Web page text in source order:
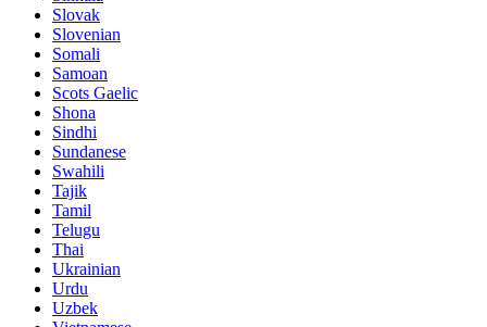
Slovak
Slovenian
Somali
Samoan
Scots Gaelic
Shona
Sindhi
Sundanese
Swahili
Tajik
Tamil
Telugu
Thai
Ukrainian
Urdu
Uzbek